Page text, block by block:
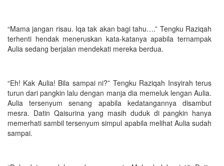
“Mama jangan risau. Iqa tak akan bagi tahu….” Tengku Raziqah
terhenti hendak meneruskan kata-katanya apabila ternampak
Aulia sedang berjalan mendekati mereka berdua.
“Eh! Kak Aulia! Bila sampai ni?” Tengku Raziqah Insyirah terus
turun dari pangkin lalu dengan manja dia memeluk lengan Aulia.
Aulia tersenyum senang apabila kedatangannya disambut
mesra. Datin Qaisurina yang masih duduk di pangkin hanya
memerhati sambil tersenyum simpul apabila melihat Aulia sudah
sampai.